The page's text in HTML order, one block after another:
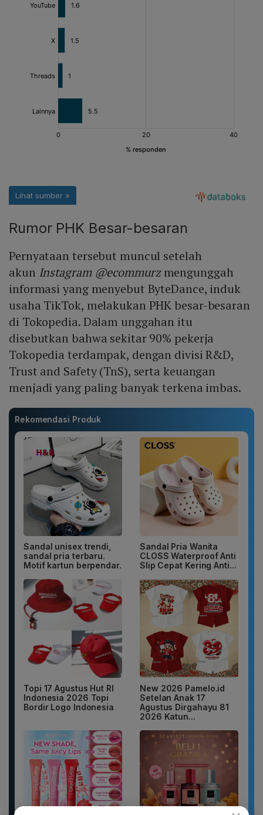
Rumor PHK Besar-besaran
Pernyataan tersebut muncul setelah
akun Instagram @ecommurzmengunggah
informasi yang menyebut ByteDance, induk
usaha TikTok, melakukan PHK besar-besaran
di Tokopedia. Dalam unggahan itu
disebutkan bahwa sekitar 90% pekerja
Tokopedia terdampak, dengan divisi R&D,
Trust and Safety (TnS), serta keuangan
menjadi yang paling banyak terkena imbas.
Rekomendasi Produk
Sandal unisex trendi,
sandal pria terbaru.
Motif kartun berpendar.
Sandal Pria Wanita
CLOSS Waterproof Anti
Slip Cepat Kering Anti...
Topi 17 Agustus Hut RI
Indonesia 2026 Topi
Bordir Logo Indonesia
New 2026 Pamelo.id
Setelan Anak 17
Agustus Dirgahayu 81
2026 Katun...